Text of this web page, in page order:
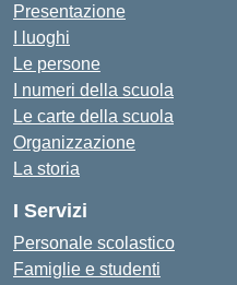
Presentazione
I luoghi
Le persone
I numeri della scuola
Le carte della scuola
Organizzazione
La storia
I Servizi
Personale scolastico
Famiglie e studenti